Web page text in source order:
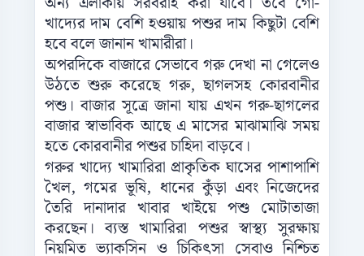
খাদ্যের দাম বেশি হওয়ায় পশুর দাম কিছুটা বেশি
হবে বলে জানান খামারীরা।
অপরদিকে বাজারে সেভাবে গরু দেখা না গেলেও
উঠতে শুরু করেছে গরু, ছাগলসহ কোরবানীর
পশু। বাজার সূত্রে জানা যায় এখন গরু-ছাগলের
বাজার স্বাভাবিক আছে এ মাসের মাঝামাঝি সময়
হতে কোরবানীর পশুর চাহিদা বাড়বে।
গরুর খাদ্যে খামারিরা প্রাকৃতিক ঘাসের পাশাপাশি
খৈল, গমের ভূষি, ধানের কুঁড়া এবং নিজেদের
তৈরি দানাদার খাবার খাইয়ে পশু মোটাতাজা
করছেন। ব্যস্ত খামারিরা পশুর স্বাস্থ্য সুরক্ষায়
নিয়মিত ভ্যাকসিন ও চিকিৎসা সেবাও নিশ্চিত